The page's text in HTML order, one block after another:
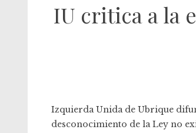
IU critica a la
Izquierda Unida de Ubrique
desconocimiento de la Ley no